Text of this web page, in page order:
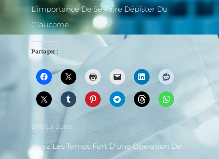
L’importance De Se Faire Dépister Du
Glaucome
Partager :
Lire La Suite
Vivez Les Temps Fort D’une Opération De